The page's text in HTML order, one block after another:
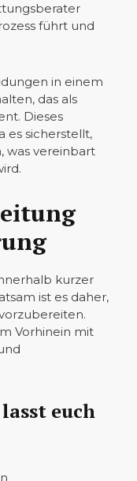
führt und
in einem
das als
Dieses
es sicherstellt,
was vereinbart
kurzer
ist es daher,
Vorhinein mit
euch